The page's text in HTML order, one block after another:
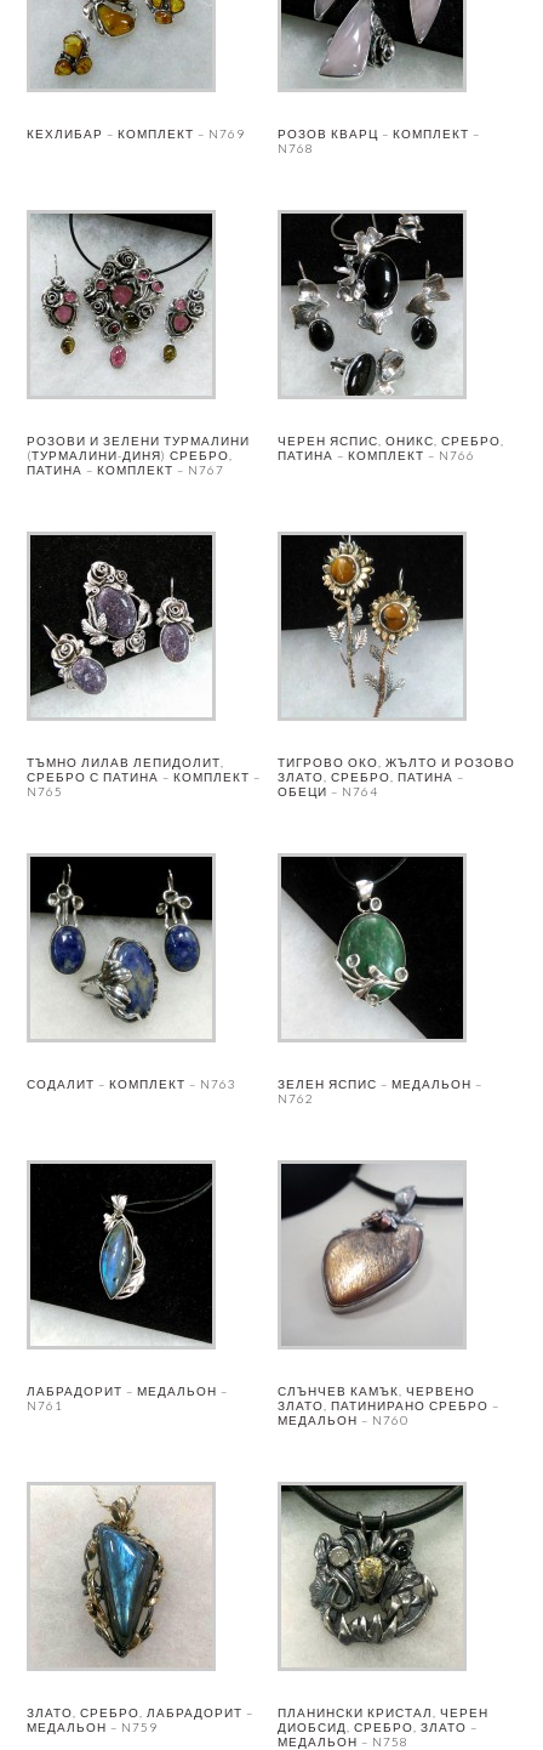
КЕХЛИБАР – КОМПЛЕКТ – N769
РОЗОВ КВАРЦ – КОМПЛЕКТ –
N768
РОЗОВИ И ЗЕЛЕНИ ТУРМАЛИНИ
(ТУРМАЛИНИ-ДИНЯ) СРЕБРО,
ПАТИНА – КОМПЛЕКТ – N767
ЧЕРЕН ЯСПИС, ОНИКС, СРЕБРО,
ПАТИНА – КОМПЛЕКТ – N766
ТЪМНО ЛИЛАВ ЛЕПИДОЛИТ,
СРЕБРО С ПАТИНА – КОМПЛЕКТ –
N765
ТИГРОВО ОКО, ЖЪЛТО И РОЗОВО
ЗЛАТО, СРЕБРО, ПАТИНА –
ОБЕЦИ – N764
СОДАЛИТ – КОМПЛЕКТ – N763
ЗЕЛЕН ЯСПИС – МЕДАЛЬОН –
N762
ЛАБРАДОРИТ – МЕДАЛЬОН –
N761
СЛЪНЧЕВ КАМЪК, ЧЕРВЕНО
ЗЛАТО, ПАТИНИРАНО СРЕБРО –
МЕДАЛЬОН – N760
ЗЛАТО, СРЕБРО, ЛАБРАДОРИТ –
МЕДАЛЬОН – N759
ПЛАНИНСКИ КРИСТАЛ, ЧЕРЕН
ДИОБСИД, СРЕБРО, ЗЛАТО –
МЕДАЛЬОН – N758